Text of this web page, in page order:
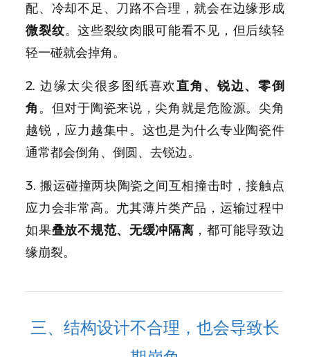
配、冷却不足、刀路不合理，就会在边缘形成
微裂纹。这些裂纹肉眼可能看不见，但后续轻
轻一碰就会掉角。
2. 边缘太尖很多图纸喜欢直角、锐边、零倒
角。但对于陶瓷来说，尖角就是危险源。尖角
越锐，应力越集中。这也是为什么专业陶瓷件
通常都会倒角、倒圆、去锐边。
3. 搬运碰撞两块陶瓷之间互相撞击时，接触点
应力会非常高。尤其薄片类产品，运输过程中
如果叠放不规范、无缓冲隔离 ，都可能导致边
缘崩裂。
三、结构设计不合理，也会导致长